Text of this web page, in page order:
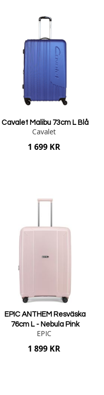
Cavalet Malibu 73cm L Blå
Cavalet
1 699 KR
EPIC ANTHEM Resväska
76cm L - Nebula Pink
EPIC
1 899 KR